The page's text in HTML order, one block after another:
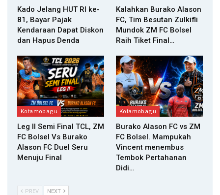
Kado Jelang HUT RI ke-
81, Bayar Pajak
Kendaraan Dapat Diskon
dan Hapus Denda
Kalahkan Burako Alason
FC, Tim Besutan Zulkifli
Mundok ZM FC Bolsel
Raih Tiket Final…
Kotamobagu
Leg II Semi Final TCL, ZM
FC Bolsel Vs Burako
Alason FC Duel Seru
Menuju Final
Kotamobagu
Burako Alason FC vs ZM
FC Bolsel. Mampukah
Vincent menembus
Tembok Pertahanan
Didi…
PREV NEXT